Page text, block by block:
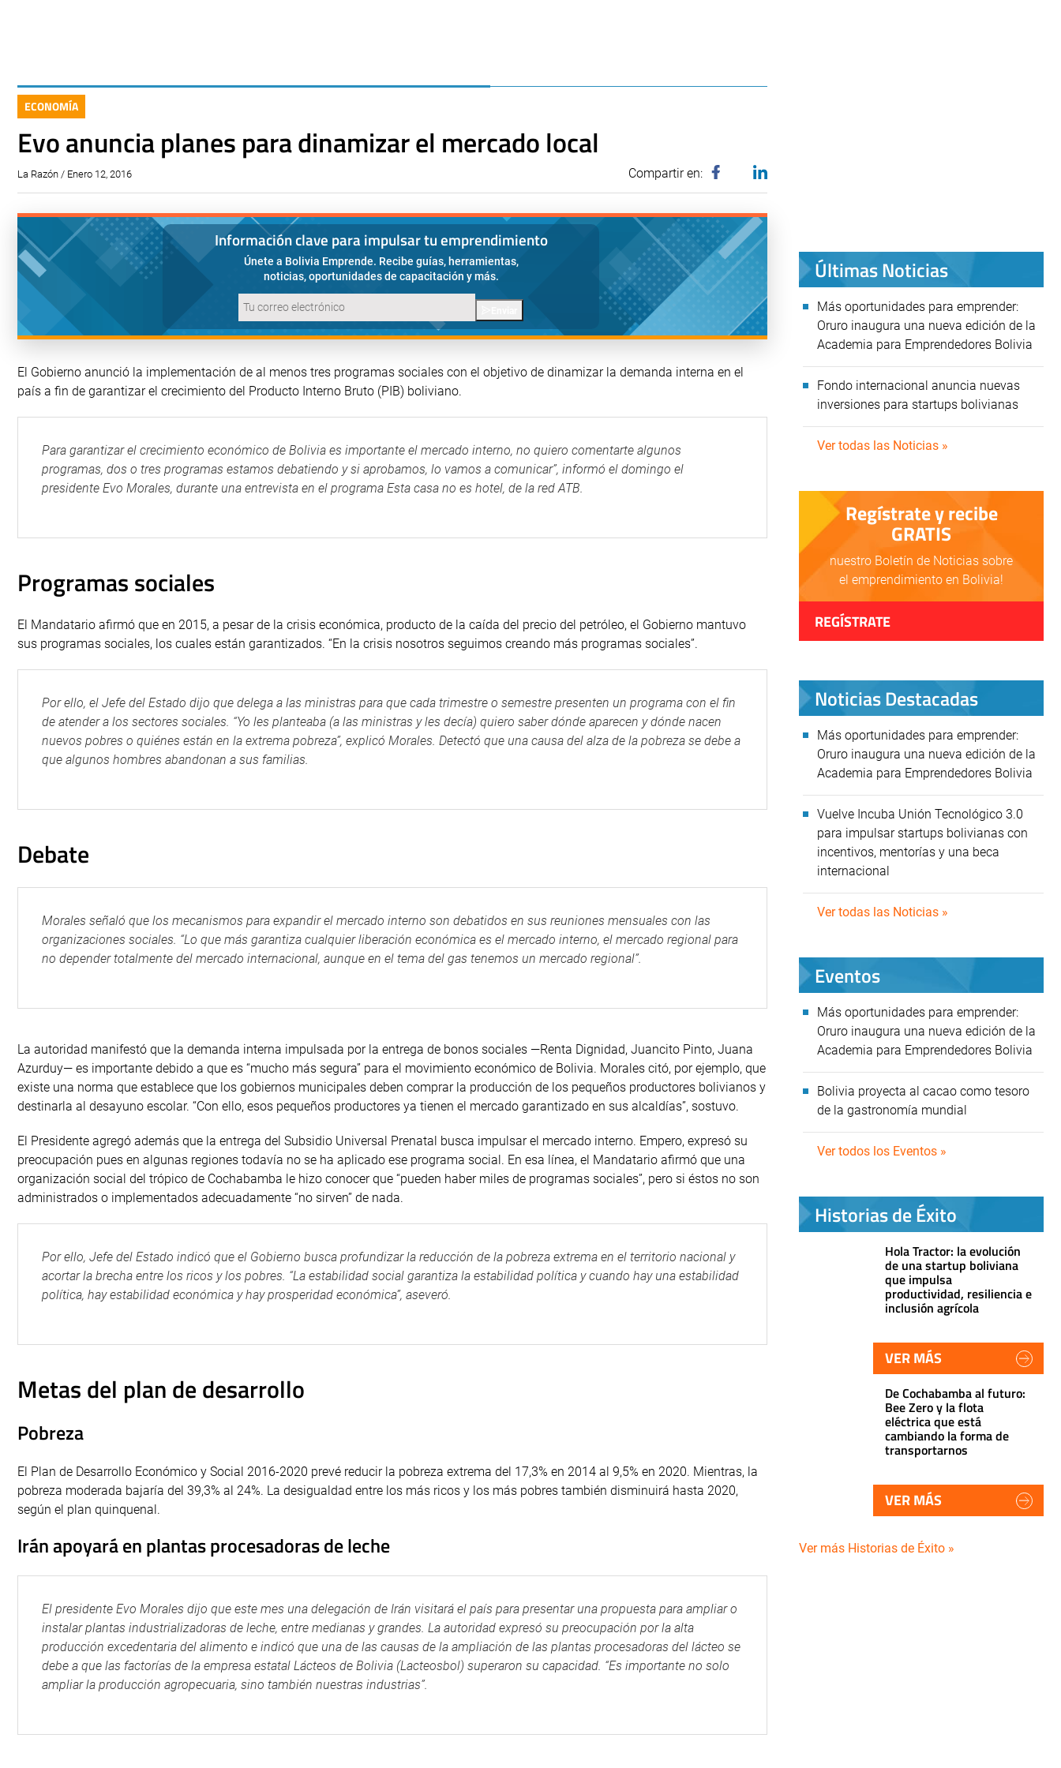
ECONOMÍA
Evo anuncia planes para dinamizar el mercado local
La Razón / Enero 12, 2016 Compartir en:
Información clave para impulsar tu emprendimiento
Únete a Bolivia Emprende. Recibe guías, herramientas,
noticias, oportunidades de capacitación y más.
El Gobierno anunció la implementación de al menos tres programas sociales con el objetivo de dinamizar la demanda interna en el
país a fin de garantizar el crecimiento del Producto Interno Bruto (PIB) boliviano.
Para garantizar el crecimiento económico de Bolivia es importante el mercado interno, no quiero comentarte algunos
programas, dos o tres programas estamos debatiendo y si aprobamos, lo vamos a comunicar”, informó el domingo el
presidente Evo Morales, durante una entrevista en el programa Esta casa no es hotel, de la red ATB.
Programas sociales
El Mandatario afirmó que en 2015, a pesar de la crisis económica, producto de la caída del precio del petróleo, el Gobierno mantuvo
sus programas sociales, los cuales están garantizados. “En la crisis nosotros seguimos creando más programas sociales”.
Por ello, el Jefe del Estado dijo que delega a las ministras para que cada trimestre o semestre presenten un programa con el fin
de atender a los sectores sociales. “Yo les planteaba (a las ministras y les decía) quiero saber dónde aparecen y dónde nacen
nuevos pobres o quiénes están en la extrema pobreza”, explicó Morales. Detectó que una causa del alza de la pobreza se debe a
que algunos hombres abandonan a sus familias.
Debate
Morales señaló que los mecanismos para expandir el mercado interno son debatidos en sus reuniones mensuales con las
organizaciones sociales. “Lo que más garantiza cualquier liberación económica es el mercado interno, el mercado regional para
no depender totalmente del mercado internacional, aunque en el tema del gas tenemos un mercado regional”.
La autoridad manifestó que la demanda interna impulsada por la entrega de bonos sociales —Renta Dignidad, Juancito Pinto, Juana
Azurduy— es importante debido a que es “mucho más segura” para el movimiento económico de Bolivia. Morales citó, por ejemplo, que
existe una norma que establece que los gobiernos municipales deben comprar la producción de los pequeños productores bolivianos y
destinarla al desayuno escolar. “Con ello, esos pequeños productores ya tienen el mercado garantizado en sus alcaldías”, sostuvo.
El Presidente agregó además que la entrega del Subsidio Universal Prenatal busca impulsar el mercado interno. Empero, expresó su
preocupación pues en algunas regiones todavía no se ha aplicado ese programa social. En esa línea, el Mandatario afirmó que una
organización social del trópico de Cochabamba le hizo conocer que “pueden haber miles de programas sociales”, pero si éstos no son
administrados o implementados adecuadamente “no sirven” de nada.
Por ello, Jefe del Estado indicó que el Gobierno busca profundizar la reducción de la pobreza extrema en el territorio nacional y
acortar la brecha entre los ricos y los pobres. “La estabilidad social garantiza la estabilidad política y cuando hay una estabilidad
política, hay estabilidad económica y hay prosperidad económica”, aseveró.
Metas del plan de desarrollo
Pobreza
El Plan de Desarrollo Económico y Social 2016-2020 prevé reducir la pobreza extrema del 17,3% en 2014 al 9,5% en 2020. Mientras, la
pobreza moderada bajaría del 39,3% al 24%. La desigualdad entre los más ricos y los más pobres también disminuirá hasta 2020,
según el plan quinquenal.
Irán apoyará en plantas procesadoras de leche
El presidente Evo Morales dijo que este mes una delegación de Irán visitará el país para presentar una propuesta para ampliar o
instalar plantas industrializadoras de leche, entre medianas y grandes. La autoridad expresó su preocupación por la alta
producción excedentaria del alimento e indicó que una de las causas de la ampliación de las plantas procesadoras del lácteo se
debe a que las factorías de la empresa estatal Lácteos de Bolivia (Lacteosbol) superaron su capacidad. “Es importante no solo
ampliar la producción agropecuaria, sino también nuestras industrias”.
Últimas Noticias
Más oportunidades para emprender:
Oruro inaugura una nueva edición de la
Academia para Emprendedores Bolivia
Fondo internacional anuncia nuevas
inversiones para startups bolivianas
Ver todas las Noticias »
Regístrate y recibe
GRATIS
nuestro Boletín de Noticias sobre
el emprendimiento en Bolivia!
REGÍSTRATE
Noticias Destacadas
Más oportunidades para emprender:
Oruro inaugura una nueva edición de la
Academia para Emprendedores Bolivia
Vuelve Incuba Unión Tecnológico 3.0
para impulsar startups bolivianas con
incentivos, mentorías y una beca
internacional
Ver todas las Noticias »
Eventos
Más oportunidades para emprender:
Oruro inaugura una nueva edición de la
Academia para Emprendedores Bolivia
Bolivia proyecta al cacao como tesoro
de la gastronomía mundial
Ver todos los Eventos »
Historias de Éxito
Hola Tractor: la evolución
de una startup boliviana
que impulsa
productividad, resiliencia e
inclusión agrícola
VER MÁS
De Cochabamba al futuro:
Bee Zero y la flota
eléctrica que está
cambiando la forma de
transportarnos
VER MÁS
Ver más Historias de Éxito »